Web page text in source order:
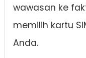
wawasan ke
memilih kartu
Anda.